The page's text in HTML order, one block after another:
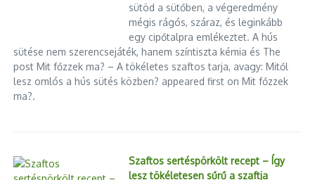
sütöd a sütőben, a végeredmény
mégis rágós, száraz, és leginkább
egy cipőtalpra emlékeztet. A hús
sütése nem szerencsejáték, hanem színtiszta kémia és The
post Mit főzzek ma? – A tökéletes szaftos tarja, avagy: Mitől
lesz omlós a hús sütés közben? appeared first on Mit főzzek
ma?.
Szaftos sertéspörkölt recept – Így
lesz tökéletesen sűrű a szaftja